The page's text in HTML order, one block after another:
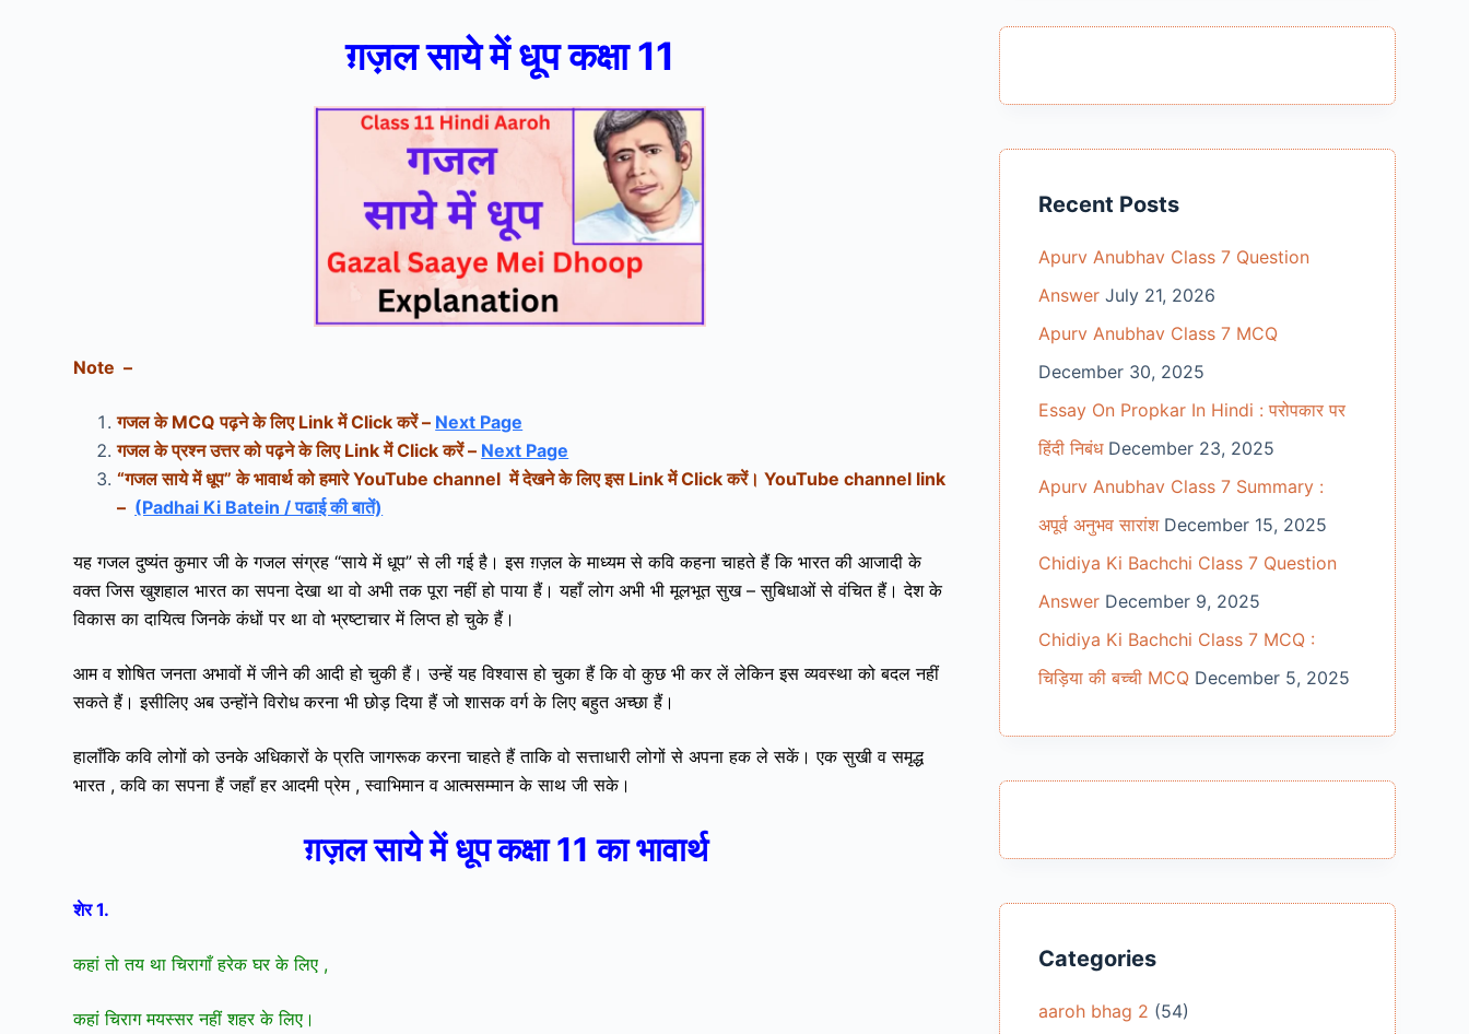
ग़ज़ल साये में धूप कक्षा 11
Note –
गजल के MCQ पढ़ने के लिए Link में Click करें – Next Page
गजल के प्रश्न उत्तर को पढ़ने के लिए Link में Click करें – Next Page
“गजल साये में धूप” के भावार्थको हमारे YouTube channel में देखने के लिए इस Link में Click करें।YouTube channel link
– (Padhai Ki Batein / पढाई की बातें)
यह गजल दुष्यंत कुमार जी के गजल संग्रह “साये में धूप” से ली गई है। इस ग़ज़ल के माध्यम से कवि कहना चाहते हैं कि भारत की आजादी के
वक्त जिस खुशहाल भारत का सपना देखा था वो अभी तक पूरा नहीं हो पाया हैं। यहाँ लोग अभी भी मूलभूत सुख – सुबिधाओं से वंचित हैं। देश के
विकास का दायित्व जिनके कंधों पर था वो भ्रष्टाचार में लिप्त हो चुके हैं।
आम व शोषित जनता अभावों में जीने की आदी हो चुकी हैं। उन्हें यह विश्वास हो चुका हैं कि वो कुछ भी कर लें लेकिन इस व्यवस्था को बदल नहीं
सकते हैं। इसीलिए अब उन्होंने विरोध करना भी छोड़ दिया हैं जो शासक वर्ग के लिए बहुत अच्छा हैं।
हालाँकि कवि लोगों को उनके अधिकारों के प्रति जागरूक करना चाहते हैं ताकि वो सत्ताधारी लोगों से अपना हक ले सकें। एक सुखी व समृद्ध
भारत , कवि का सपना हैं जहाँ हर आदमी प्रेम , स्वाभिमान व आत्मसम्मान के साथ जी सके।
ग़ज़ल साये में धूप कक्षा 11 का भावार्थ
शेर 1.
कहां तो तय था चिरागाँ हरेक घर के लिए ,
कहां चिराग मयस्सर नहीं शहर के लिए।
Recent Posts
Apurv Anubhav Class 7 Question
Answer July 21, 2026
Apurv Anubhav Class 7 MCQ
December 30, 2025
Essay On Propkar In Hindi : परोपकार पर
हिंदी निबंध December 23, 2025
Apurv Anubhav Class 7 Summary :
अपूर्व अनुभव सारांश December 15, 2025
Chidiya Ki Bachchi Class 7 Question
Answer December 9, 2025
Chidiya Ki Bachchi Class 7 MCQ :
चिड़िया की बच्ची MCQ December 5, 2025
Categories
aaroh bhag 2 (54)